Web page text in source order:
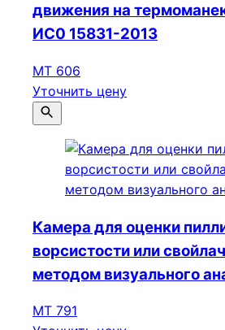
движения на
ИС0 15831-2013
МТ 606
Уточнить цену
Камера для оценки
ворсистости или
методом визуального
МТ 791